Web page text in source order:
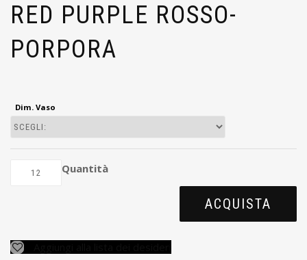
RED PURPLE ROSSO-
PORPORA
Dim. Vaso
Quantità
ACQUISTA